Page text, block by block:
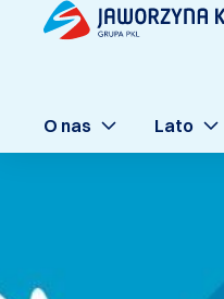
O nas Lato